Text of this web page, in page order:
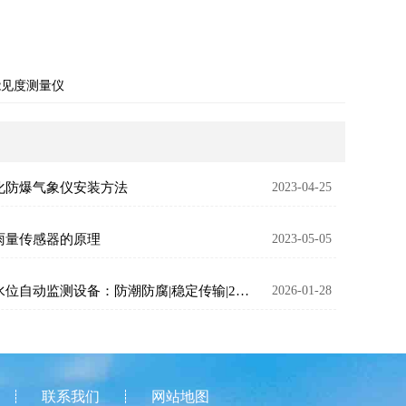
度测量仪
防爆气象仪安装方法 2023-04-25
量传感器的原理 2023-05-05
地下水位自动监测设备：防潮防腐|稳定传输|24小时监控 2026-01-28
联系我们 网站地图